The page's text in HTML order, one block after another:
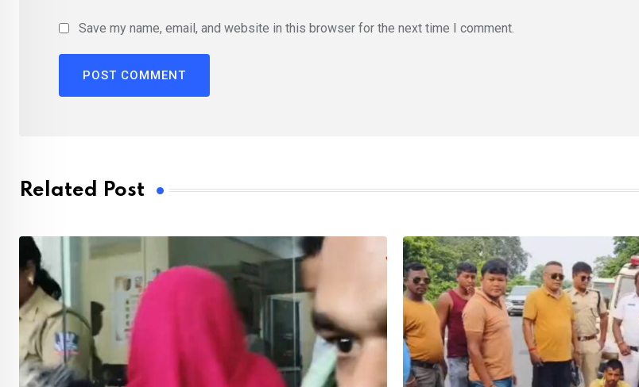
Save my name, email, and website in this browser for the next time I comment.
Related Post